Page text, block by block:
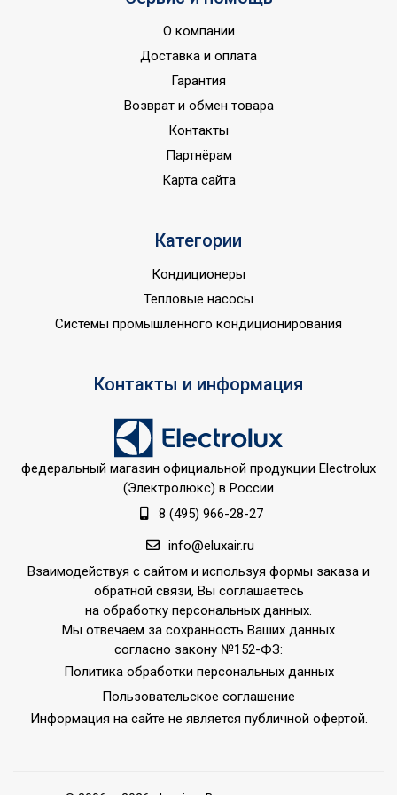
R32
100
10 лет
Макс. уровень шума
55
Белый
УТП
отключении
питания;Инверторная
технология;Класс
энергоэффективности
параметров
дисплея;Режим
SLEEP;Режим
автоочистки;Режим
обогрева;Режим
осушения;Система
самодиагностики
неисправности;Функция
интенсивного
охлаждения;Цифровой
дисплей
Ширина товара
100
Цвет корпуса внешнего
О компании
Доставка и оплата
Гарантия
Возврат и обмен товара
Контакты
Партнёрам
Карта сайта
Категории
Кондиционеры
Тепловые насосы
Системы промышленного кондиционирования
Контакты и информация
федеральный магазин официальной продукции Electrolux
(Электролюкс) в России
8 (495) 966-28-27
info@eluxair.ru
Взаимодействуя с сайтом и используя формы заказа и
обратной связи, Вы соглашаетесь
на обработку персональных данных.
Мы отвечаем за сохранность Ваших данных
согласно закону №152-ФЗ:
Политика обработки персональных данных
Пользовательское соглашение
Информация на сайте не является публичной офертой.